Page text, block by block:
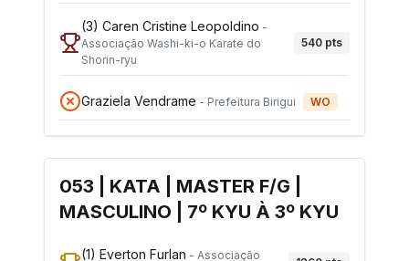
(3) Caren Cristine Leopoldino -
Associação Washi-ki-o Karate do
Shorin-ryu
540 pts
Graziela Vendrame - Prefeitura Birigui WO
053 | KATA | MASTER F/G |
MASCULINO | 7º KYU À 3º KYU
(1) Everton Furlan - Associação